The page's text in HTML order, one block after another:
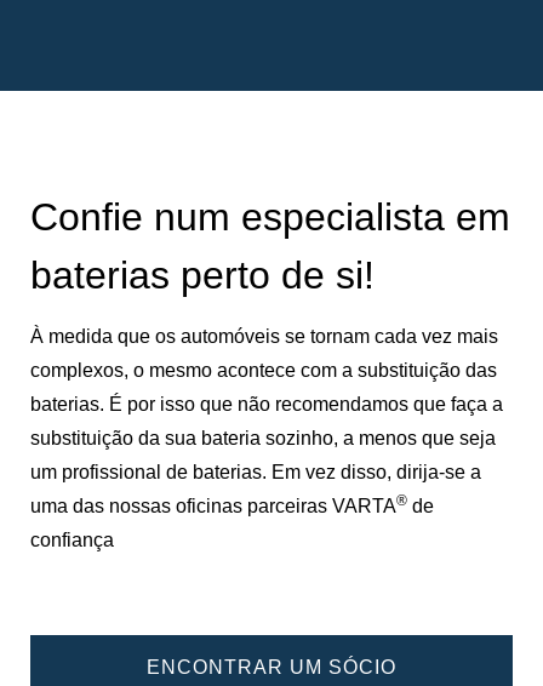
Confie num especialista em
baterias perto de si!
À medida que os automóveis se tornam cada vez mais
complexos, o mesmo acontece com a substituição das
baterias. É por isso que não recomendamos que faça a
substituição da sua bateria sozinho, a menos que seja
um profissional de baterias. Em vez disso, dirija-se a
uma das nossas oficinas parceiras VARTA® de
confiança
ENCONTRAR UM SÓCIO